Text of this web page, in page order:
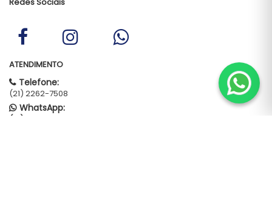
ATENDIMENTO
Telefone:
(21) 2262-7508
WhatsApp:
(21) 96795-2009